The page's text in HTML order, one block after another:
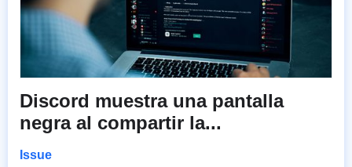
Discord muestra una pantalla
negra al compartir la...
Issue